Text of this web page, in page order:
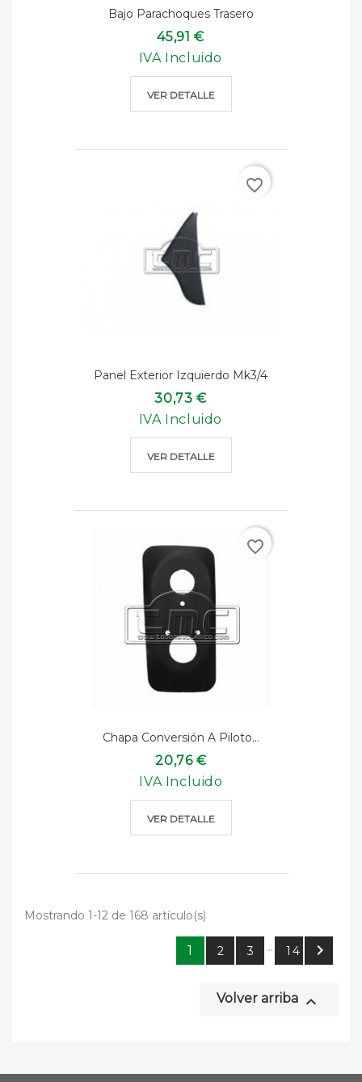
Bajo Parachoques Trasero
45,91 €
IVA Incluido
VER DETALLE
Panel Exterior Izquierdo Mk3/4
30,73 €
IVA Incluido
VER DETALLE
favorite_border
Chapa Conversión A Piloto...
20,76 €
IVA Incluido
VER DETALLE
favorite_border
Mostrando 1-12 de 168 artículo(s)
1 2 3 … 14 
Volver arriba 